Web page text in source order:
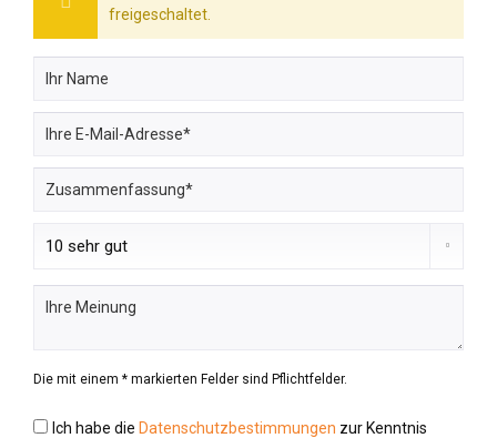
freigeschaltet.
Die mit einem * markierten Felder sind Pflichtfelder.
Ich habe die Datenschutzbestimmungen zur Kenntnis